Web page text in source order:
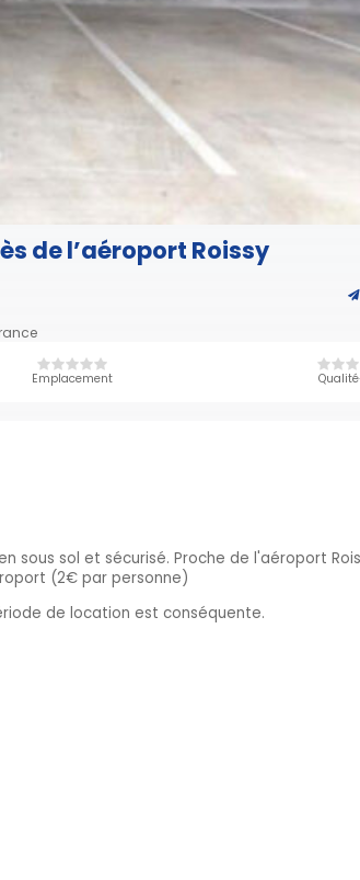
de l’aéroport Roissy
Emplacement
sous sol et sécurisé. Proche de l'aéroport
(2€ par personne)
de location est conséquente.